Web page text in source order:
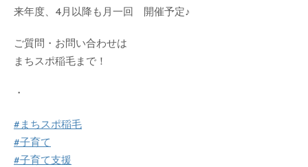
来年度、4月以降も月一回 開催予定♪
ご質問・お問い合わせは
まちスポ稲毛まで！
・
#まちスポ稲毛
#子育て
#子育て支援